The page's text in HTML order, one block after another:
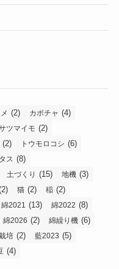
(2)
サツマイモ (2)
(2) トウモロコシ
ス(8)
土づくり(15) 地機(3)
猫(2) 稲(2)
綿2021